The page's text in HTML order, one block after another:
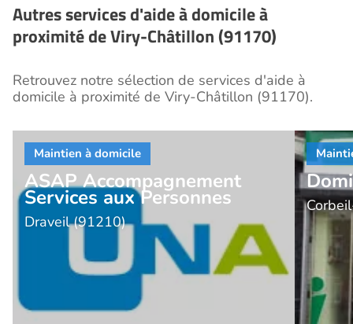
Autres services d'aide à domicile à
proximité de Viry-Châtillon (91170)
Retrouvez notre sélection de services d'aide à
domicile à proximité de Viry-Châtillon (91170).
ASAP Accompagnement
Services aux Personnes
Draveil (91210)